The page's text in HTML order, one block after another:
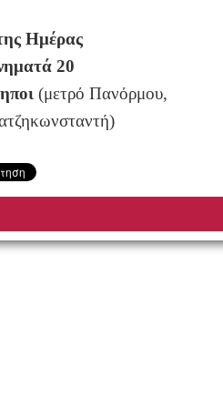
Ημέρας
20
(μετρό Πανόρμου,